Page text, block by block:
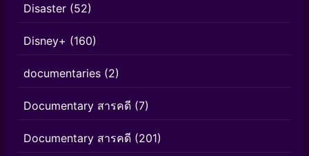
Disaster (52)
Disney+ (160)
documentaries (2)
Documentary สารคดี (7)
Documentary สารคดี (201)